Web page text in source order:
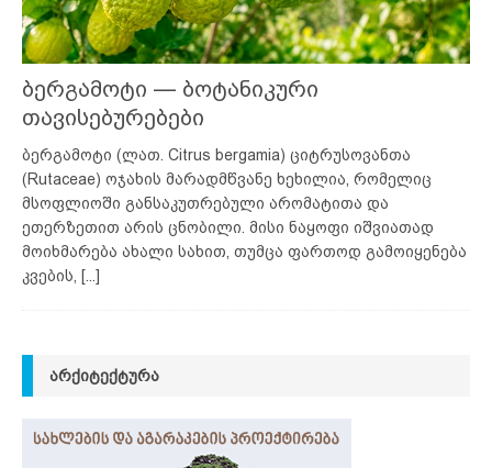
ბერგამოტი — ბოტანიკური
თავისებურებები
ბერგამოტი (ლათ. Citrus bergamia) ციტრუსოვანთა
(Rutaceae) ოჯახის მარადმწვანე ხეხილია, რომელიც
მსოფლიოში განსაკუთრებული არომატითა და
ეთერზეთით არის ცნობილი. მისი ნაყოფი იშვიათად
მოიხმარება ახალი სახით, თუმცა ფართოდ გამოიყენება
კვების, [...]
ᲐᲠᲥᲘᲢᲔᲥᲢᲣᲠᲐ